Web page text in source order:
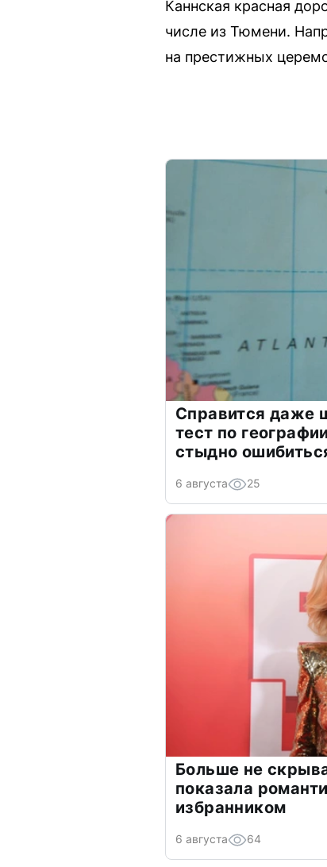
Каннская красная
числе из Тюмени.
на престижных
Справится даже
тест по
стыдно
6 августа 25
Больше не
показала
избранником
6 августа 64